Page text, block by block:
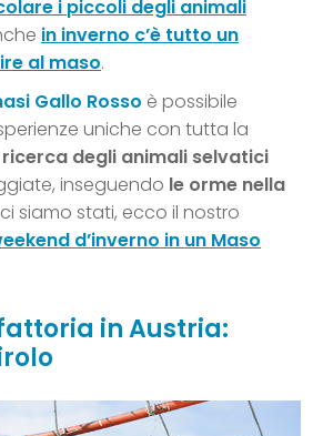
i piccoli degli animali
in inverno c’è tutto un
al maso.
Gallo Rosso è possibile
uniche con tutta la
degli animali selvatici
inseguendo le orme nella
siamo stati, ecco il nostro
d’inverno in un Maso
in Austria: